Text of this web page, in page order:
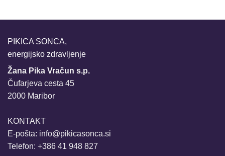
PIKICA SONCA,
energijsko zdravljenje
Žana Pika Vračun s.p.
Čufarjeva cesta 45
2000 Maribor
KONTAKT
E-pošta: info@pikicasonca.si
Telefon: +386 41 948 827